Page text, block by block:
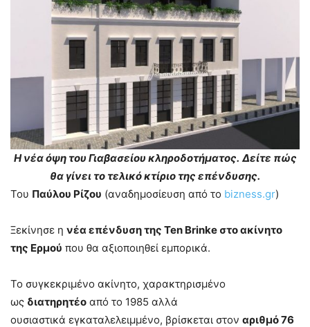
Η νέα όψη του Γιαβασείου κληροδοτήματος. Δείτε πώς
θα γίνει το τελικό κτίριο της επένδυσης.
Του Παύλου Ρίζου (αναδημοσίευση από το bizness.gr)
Ξεκίνησε η νέα επένδυση της Ten Brinke στο ακίνητο
της Ερμού που θα αξιοποιηθεί εμπορικά.
Το συγκεκριμένο ακίνητο, χαρακτηρισμένο
ως διατηρητέο από το 1985 αλλά
ουσιαστικά εγκαταλελειμμένο, βρίσκεται στον αριθμό 76